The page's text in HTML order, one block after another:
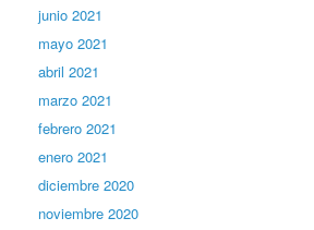
junio 2021
mayo 2021
abril 2021
marzo 2021
febrero 2021
enero 2021
diciembre 2020
noviembre 2020